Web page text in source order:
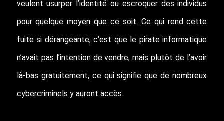
veulent usurper l’identité ou escroquer des individus
pour quelque moyen que ce soit. Ce qui rend cette
fuite si dérangeante, c’est que le pirate informatique
n’avait pas l’intention de vendre, mais plutôt de l’avoir
là-bas gratuitement, ce qui signifie que de nombreux
cybercriminels y auront accès.